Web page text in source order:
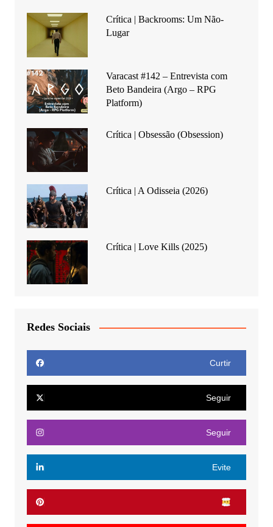
Crítica | Backrooms: Um Não-
Lugar
Varacast #142 – Entrevista com
Beto Bandeira (Argo – RPG
Platform)
Crítica | Obsessão (Obsession)
Crítica | A Odisseia (2026)
Crítica | Love Kills (2025)
Redes Sociais
Curtir
Seguir
Seguir
Evite